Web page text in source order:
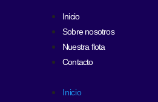
Inicio
Sobre nosotros
Nuestra flota
Contacto
Inicio